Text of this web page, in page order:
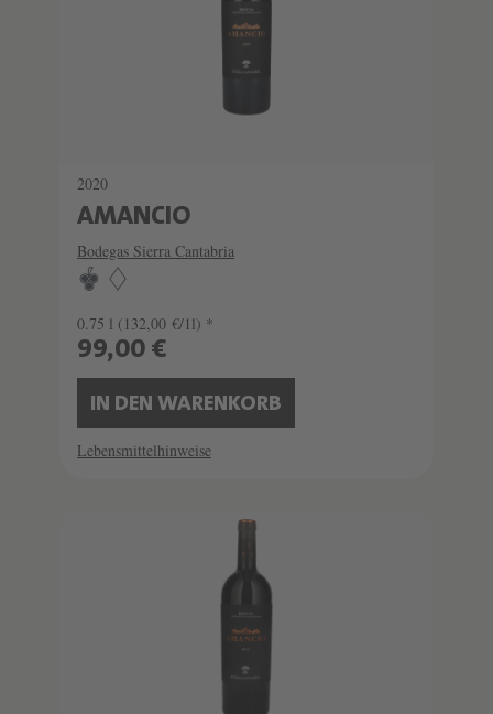
2020
AMANCIO
Bodegas Sierra Cantabria
0.75 l (132,00 €/1l) *
99,00 €
IN DEN WARENKORB
Lebensmittelhinweise